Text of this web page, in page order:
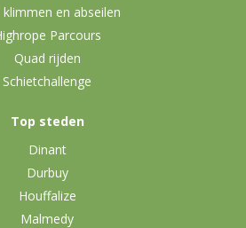
klimmen en abseilen
Parcours
Quad rijden
Schietchallenge
Top steden
Dinant
Durbuy
Houffalize
Malmedy